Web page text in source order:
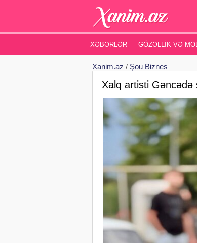
XƏBƏRLƏR GÖZƏLLIK VƏ
Xanim.az / Şou Biznes
Xalq artisti